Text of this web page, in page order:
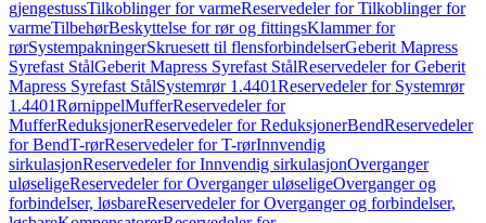
gjengestussTilkoblinger for varmeReservedeler for Tilkoblinger for
varmeTilbehørBeskyttelse for rør og fittingsKlammer for
rørSystempakningerSkruesett til flensforbindelserGeberit Mapress
Syrefast StålGeberit Mapress Syrefast StålReservedeler for Geberit
Mapress Syrefast StålSystemrør 1.4401Reservedeler for Systemrør
1.4401RørnippelMufferReservedeler for
MufferReduksjonerReservedeler for ReduksjonerBendReservedeler
for BendT-rørReservedeler for T-rørInnvendig
sirkulasjonReservedeler for Innvendig sirkulasjonOverganger
uløseligeReservedeler for Overganger uløseligeOverganger og
forbindelser, løsbareReservedeler for Overganger og forbindelser,